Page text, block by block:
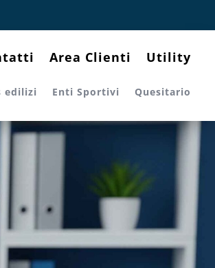
Area Clienti Utility
edilizi Enti Sportivi Quesitario